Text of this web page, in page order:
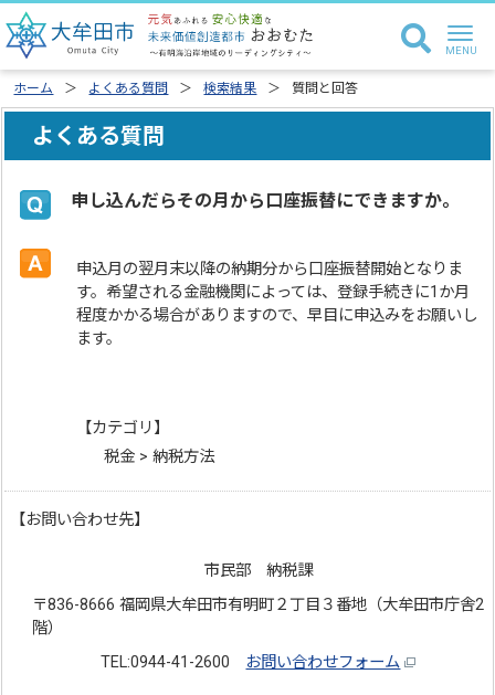
ホーム よくある質問 検索結果 質問と回答
よくある質問
申し込んだらその月から口座振替にできますか。
申込月の翌月末以降の納期分から口座振替開始となりま
す。希望される金融機関によっては、登録手続きに1か月
程度かかる場合がありますので、早目に申込みをお願いし
ます。
【カテゴリ】
税金 > 納税方法
【お問い合わせ先】
市民部 納税課
〒836-8666 福岡県大牟田市有明町２丁目３番地（大牟田市庁舎2
階）
TEL:0944-41-2600
お問い合わせフォーム